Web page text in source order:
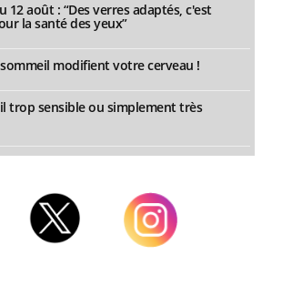
12 août : “Des verres adaptés, c'est
la santé des yeux”
modifient votre cerveau !
trop sensible ou simplement très